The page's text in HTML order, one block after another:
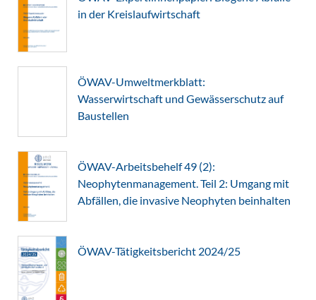
in der Kreislaufwirtschaft
ÖWAV-Umweltmerkblatt:
Wasserwirtschaft und Gewässerschutz auf
Baustellen
ÖWAV-Arbeitsbehelf 49 (2):
Neophytenmanagement. Teil 2: Umgang mit
Abfällen, die invasive Neophyten beinhalten
ÖWAV-Tätigkeitsbericht 2024/25